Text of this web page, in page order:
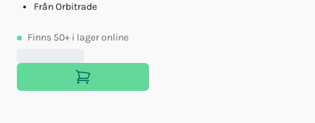
Från Orbitrade
Finns 50+ i lager online